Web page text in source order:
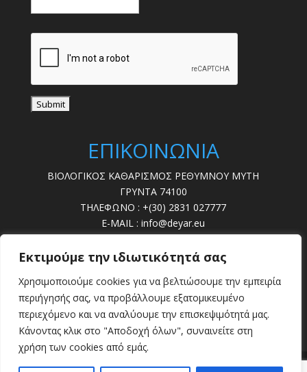
Εκτιμούμε την ιδιωτικότητά σας
Χρησιμοποιούμε cookies για να βελτιώσουμε την εμπειρία
περιήγησής σας, να προβάλλουμε εξατομικευμένο
περιεχόμενο και να αναλύουμε την επισκεψιμότητά μας.
Κάνοντας κλικ στο "Αποδοχή όλων", συναινείτε στη
χρήση των cookies από εμάς.
ΕΠΙΚΟΙΝΩΝΙΑ
ΒΙΟΛΟΓΙΚΟΣ ΚΑΘΑΡΙΣΜΟΣ ΡΕΘΥΜΝΟΥ ΜΥΤΗ
ΓΡΥΝΤΑ 74100
ΤΗΛΕΦΩΝΟ : +(30) 2831 027777
E-MAIL : info@deyar.eu
ΩΡΕΣ ΛΕΙΤ. : 07:30 – 15:00
ΒΛΑΒΕΣ : 28310 22789